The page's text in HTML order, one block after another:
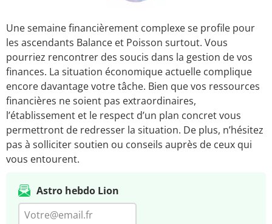
Une semaine financièrement complexe se profile pour
les ascendants Balance et Poisson surtout. Vous
pourriez rencontrer des soucis dans la gestion de vos
finances. La situation économique actuelle complique
encore davantage votre tâche. Bien que vos ressources
financières ne soient pas extraordinaires,
l’établissement et le respect d’un plan concret vous
permettront de redresser la situation. De plus, n’hésitez
pas à solliciter soutien ou conseils auprès de ceux qui
vous entourent.
Astro hebdo Lion